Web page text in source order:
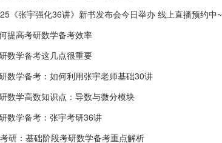
《张宇强化36讲》新书发布会今日举办 线上直播预约中~
提高考研数学备考效率
数学备考这几点很重要
数学备考：如何利用张宇老师基础30讲
数学高数知识点：导数与微分模块
数学备考：张宇考研36讲
研：基础阶段考研数学备考重点解析